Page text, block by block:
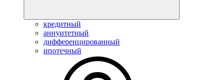
кредитный
аннуитетный
дифференцированный
ипотечный